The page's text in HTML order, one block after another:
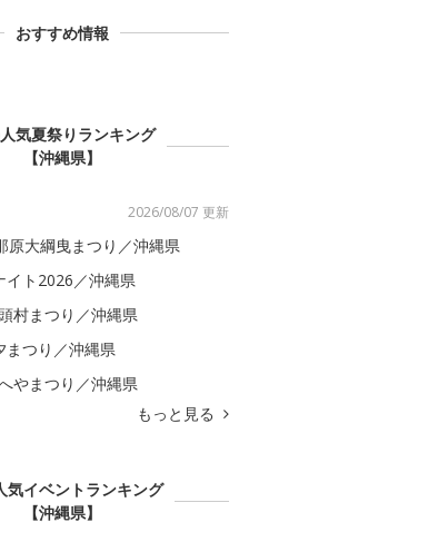
おすすめ情報
気夏祭りランキング
【沖縄県】
2026/08/07 更新
原大綱曳まつり／沖縄県
イト2026／沖縄県
村まつり／沖縄県
まつり／沖縄県
やまつり／沖縄県
もっと見る
気イベントランキング
【沖縄県】